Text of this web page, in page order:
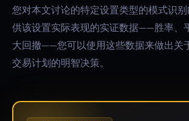
您对本文讨论的特定设置类型的模式识
供该设置实际表现的实证数据——胜率、
大回撤——您可以使用这些数据来做出关
交易计划的明智决策。